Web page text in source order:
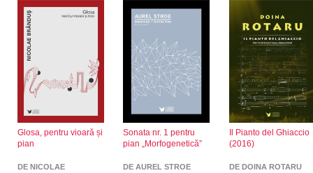
Glosa, pentru vioară și
pian
DE NICOLAE
Sonata nr. 1 pentru
pian „Morfogenetică”
DE AUREL STROE
Il Pianto del Ghiaccio
(2016)
DE DOINA ROTARU